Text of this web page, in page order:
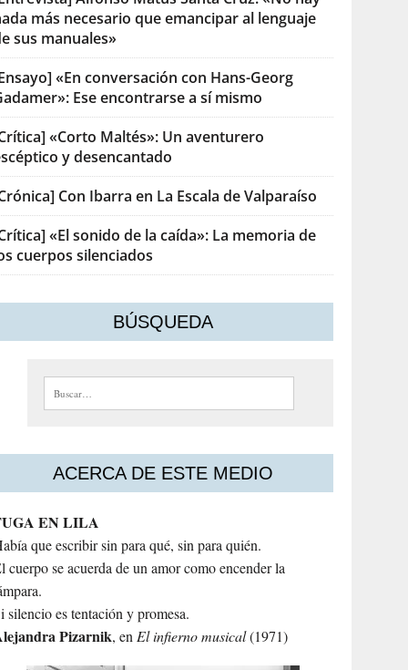
más necesario que emancipar al lenguaje
sus manuales»
«En conversación con Hans-Georg
Ese encontrarse a sí mismo
«Corto Maltés»: Un aventurero
y desencantado
Con Ibarra en La Escala de Valparaíso
«El sonido de la caída»: La memoria de
cuerpos silenciados
BÚSQUEDA
Buscar:
ACERCA DE ESTE MEDIO
EN LILA
que escribir sin para qué, sin para quién.
cuerpo se acuerda de un amor como encender la
silencio es tentación y promesa.
Pizarnik, enEl infierno musical(1971)